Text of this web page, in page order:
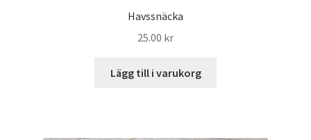
Havssnäcka
25.00 kr
Lägg till i varukorg